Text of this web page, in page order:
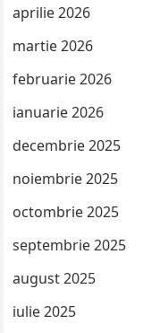
aprilie 2026
martie 2026
februarie 2026
ianuarie 2026
decembrie 2025
noiembrie 2025
octombrie 2025
septembrie 2025
august 2025
iulie 2025